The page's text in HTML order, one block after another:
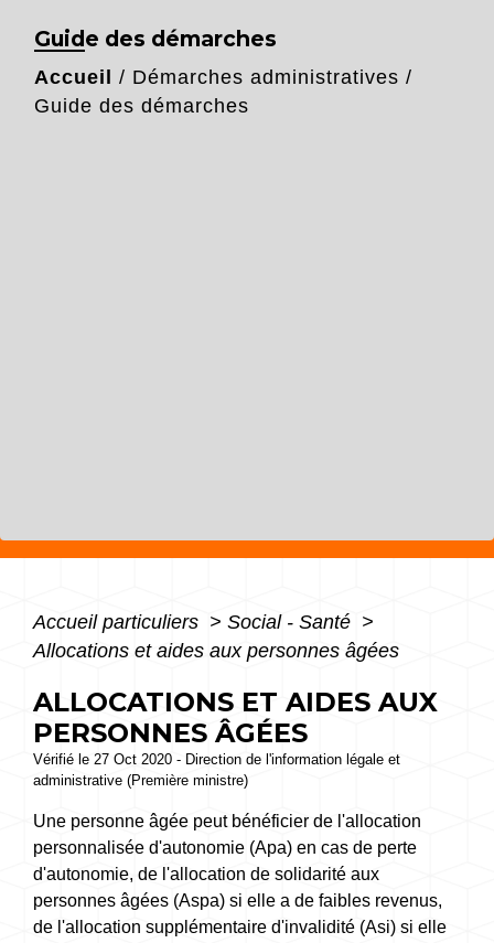
Guide des démarches
Accueil / Démarches administratives /
Guide des démarches
Accueil particuliers > Social - Santé >
Allocations et aides aux personnes âgées
ALLOCATIONS ET AIDES AUX
PERSONNES ÂGÉES
Vérifié le 27 Oct 2020 - Direction de l'information légale et
administrative (Première ministre)
Une personne âgée peut bénéficier de l'allocation
personnalisée d'autonomie (Apa) en cas de perte
d'autonomie, de l'allocation de solidarité aux
personnes âgées (Aspa) si elle a de faibles revenus,
de l'allocation supplémentaire d'invalidité (Asi) si elle